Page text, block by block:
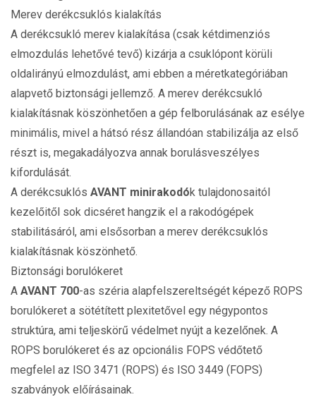
Merev derékcsuklós kialakítás
A derékcsukló merev kialakítása (csak kétdimenziós
elmozdulás lehetővé tevő) kizárja a csuklópont körüli
oldalirányú elmozdulást, ami ebben a méretkategóriában
alapvető biztonsági jellemző. A merev derékcsukló
kialakításnak köszönhetően a gép felborulásának az esélye
minimális, mivel a hátsó rész állandóan stabilizálja az első
részt is, megakadályozva annak borulásveszélyes
kifordulását.
A derékcsuklós AVANT minirakodók tulajdonosaitól
kezelőitől sok dicséret hangzik el a rakodógépek
stabilitásáról, ami elsősorban a merev derékcsuklós
kialakításnak köszönhető.
Biztonsági borulókeret
A AVANT 700-as széria alapfelszereltségét képező ROPS
borulókeret a sötétített plexitetővel egy négypontos
struktúra, ami teljeskörű védelmet nyújt a kezelőnek. A
ROPS borulókeret és az opcionális FOPS védőtető
megfelel az ISO 3471 (ROPS) és ISO 3449 (FOPS)
szabványok előírásainak.